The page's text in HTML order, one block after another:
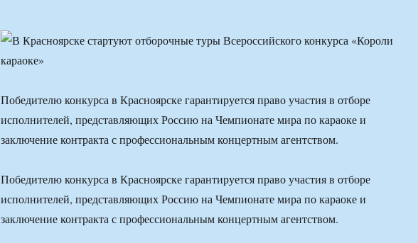
Победителю конкурса в Красноярске гарантируется право участия в отборе
исполнителей, представляющих Россию на Чемпионате мира по караоке и
заключение контракта с профессиональным концертным агентством.
Победителю конкурса в Красноярске гарантируется право участия в отборе
исполнителей, представляющих Россию на Чемпионате мира по караоке и
заключение контракта с профессиональным концертным агентством.